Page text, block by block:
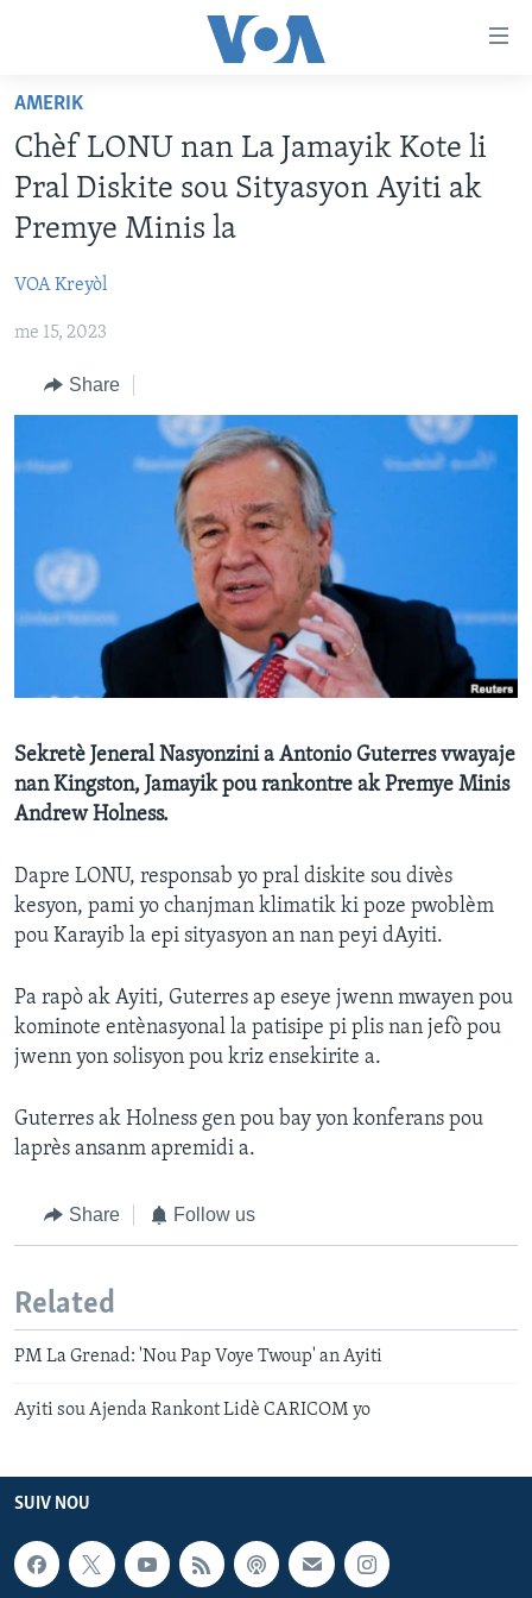
Skip
main
content
Skip
to
main
Navigation
Skip
Search
AYITI
LÈZETAZINI
AMERIK LATIN
VIDEO
FLASHPOINT IKRÈN
Learning English
SUIV NOU
Languages
AMERIK
Chèf LONU nan La Jamayik Kote li
Pral Diskite sou Sityasyon Ayiti ak
Premye Minis la
VOA Kreyòl
me 15, 2023
Share
Sekretè Jeneral Nasyonzini a Antonio Guterres vwayaje
nan Kingston, Jamayik pou rankontre ak Premye Minis
Andrew Holness.
Dapre LONU, responsab yo pral diskite sou divès
kesyon, pami yo chanjman klimatik ki poze pwoblèm
pou Karayib la epi sityasyon an nan peyi dAyiti.
Pa rapò ak Ayiti, Guterres ap eseye jwenn mwayen pou
kominote entènasyonal la patisipe pi plis nan jefò pou
jwenn yon solisyon pou kriz ensekirite a.
Guterres ak Holness gen pou bay yon konferans pou
laprès ansanm apremidi a.
Share Follow us
Related
PM La Grenad: 'Nou Pap Voye Twoup' an Ayiti
Ayiti sou Ajenda Rankont Lidè CARICOM yo
SUIV NOU